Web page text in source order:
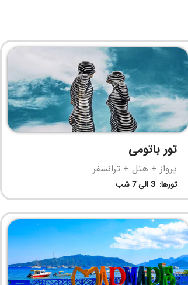
تور باتومی
پرواز + هتل + ترانسفر
تورها: 3 الی 7 شب